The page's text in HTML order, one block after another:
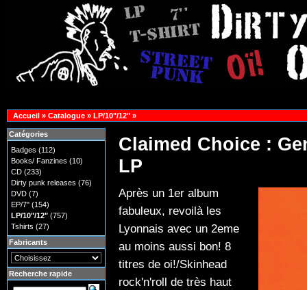
Accueil» Catalogue» LP/10"/12"»
Claimed Choice :
LP
Après un 1er album
fabuleux, revoilà les
Lyonnais avec un 2eme
au moins aussi bon! 8
titres de oi!/Skinhead
rock'n'roll de très haut
Catégories
Badges (112)
Books/ Fanzines (10)
CD(233)
Dirty punk releases (76)
DVD(7)
EP/7"(154)
LP/10"/12"(757)
Tshirts (27)
Fabricants
Recherche rapide